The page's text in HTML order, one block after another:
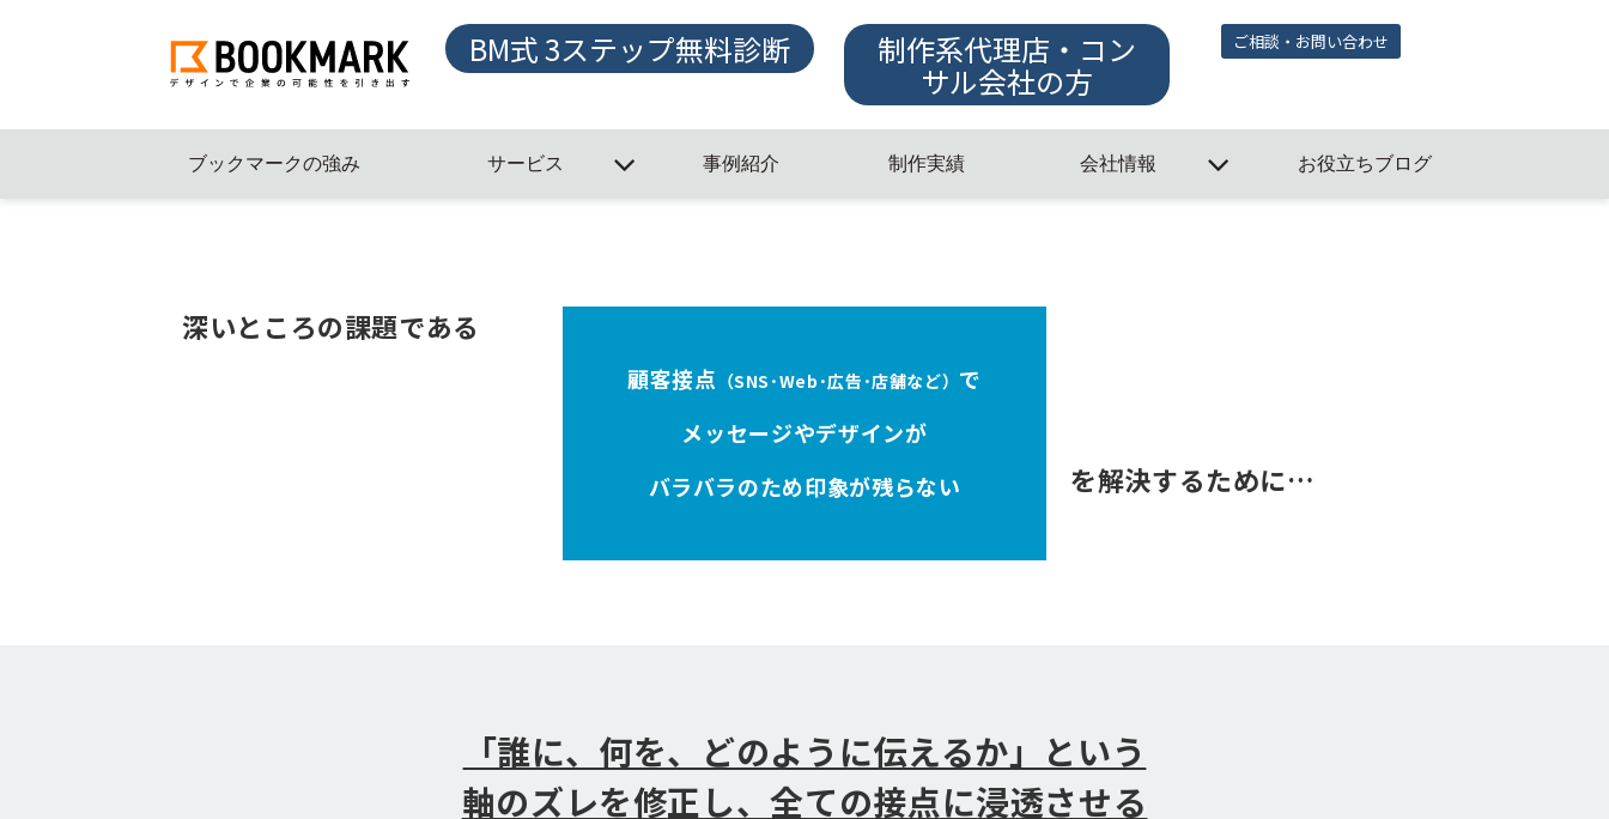
BM式 3ステップ無料診断 制作系代理店・コン
サル会社の方
ご相談・お問い合わせ
ブックマークの強み サービス 事例紹介 制作実績 会社情報 お役立ちブログ
深いところの課題である
顧客接点 （SNS･Web･広告･店舗など） で
メッセージやデザインが
バラバラのため印象が残らない を解決するために…
「誰に、何を、どのように伝えるか」という
軸のズレを修正し、全ての接点に浸透させる